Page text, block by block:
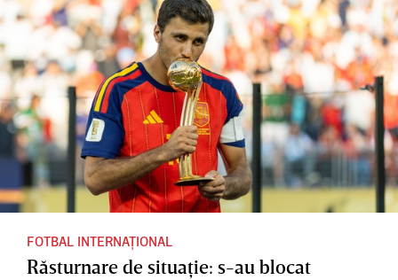
FOTBAL INTERNAȚIONAL
Răsturnare de situaţie: s-au blocat